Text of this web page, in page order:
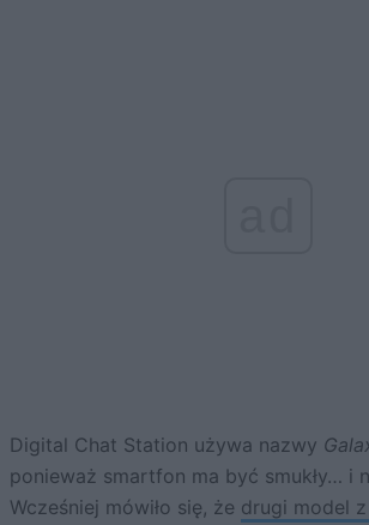
Digital Chat Station używa nazwy
ponieważ smartfon ma być smukły… i
Wcześniej mówiło się, że drugi model